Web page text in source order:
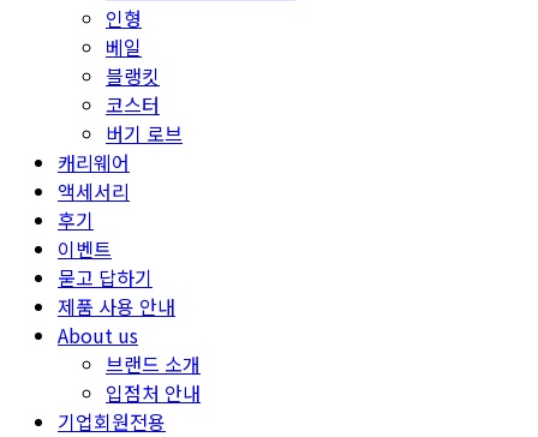
인형
베일
블랭킷
코스터
버기 로브
캐리웨어
액세서리
후기
이벤트
묻고 답하기
제품 사용 안내
About us
브랜드 소개
입점처 안내
기업회원전용